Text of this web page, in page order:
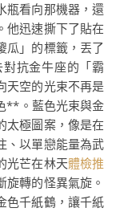
瓶看向那機器，還
他迅速撕下了貼在
瓜」的標籤，丟了
抗金牛座的「霸
天空的光束不再是
**。藍色光束與金
太極圖案，像是在
、以單戀能量為武
光芒在林天體檢推
轉的怪異氣旋。
色千紙鶴，讓千紙